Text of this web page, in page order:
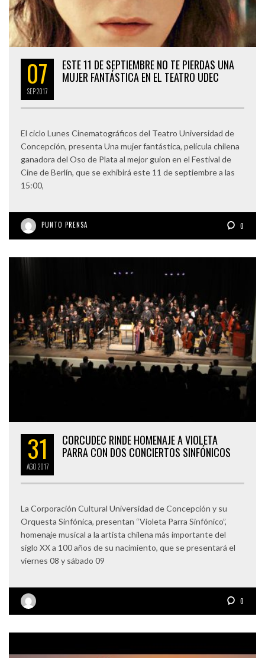
07
SEP2017
ESTE 11 DE SEPTIEMBRE NO TE PIERDAS UNA
MUJER FANTÁSTICA EN EL TEATRO UDEC
El ciclo Lunes Cinematográficos del Teatro Universidad de
Concepción, presenta Una mujer fantástica, película chilena
ganadora del Oso de Plata al mejor guion en el Festival de
Cine de Berlín, que se exhibirá este 11 de septiembre a las
15:00,
PUNTO PRENSA 0
31
AGO2017
CORCUDEC RINDE HOMENAJE A VIOLETA
PARRA CON DOS CONCIERTOS SINFÓNICOS
La Corporación Cultural Universidad de Concepción y su
Orquesta Sinfónica, presentan “Violeta Parra Sinfónico”,
homenaje musical a la artista chilena más importante del
siglo XX a 100 años de su nacimiento, que se presentará el
viernes 08 y sábado 09
0